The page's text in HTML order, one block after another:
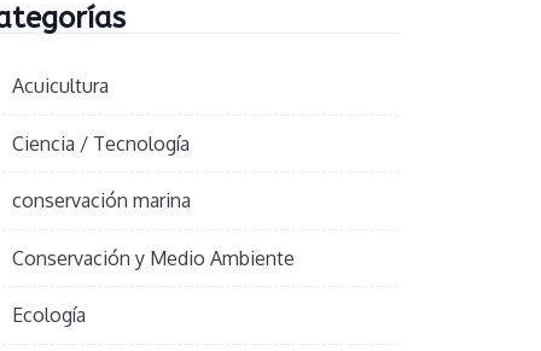
Acuicultura
Ciencia / Tecnología
conservación marina
Conservación y Medio Ambiente
Ecología